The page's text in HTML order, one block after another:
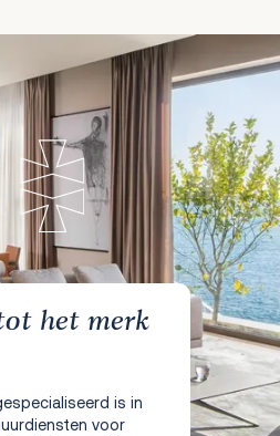
het merk
is in
voor